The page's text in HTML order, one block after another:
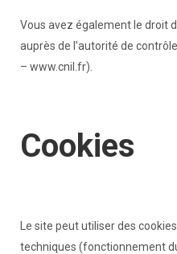
Vous avez également le droit
auprès de l’autorité de
– www.cnil.fr).
Cookies
Le site peut utiliser des
techniques (fonctionnement